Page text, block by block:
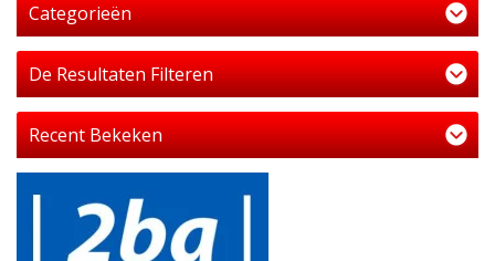
Categorieën
De Resultaten Filteren
Recent Bekeken